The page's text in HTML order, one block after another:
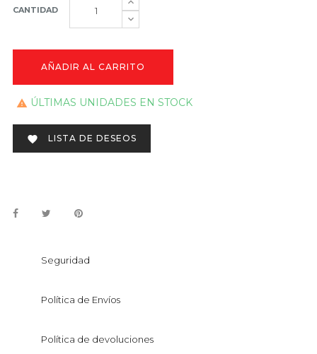
CANTIDAD
AÑADIR AL CARRITO
 ÚLTIMAS UNIDADES EN STOCK
 LISTA DE DESEOS
Seguridad
Política de Envíos
Política de devoluciones